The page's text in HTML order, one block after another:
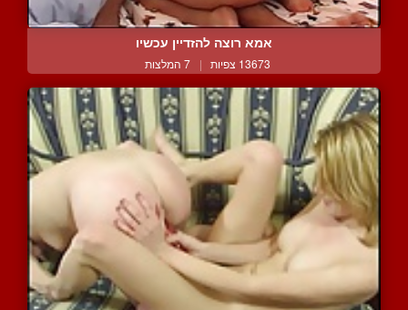
אמא רוצה להזדיין עכשיו
13673 צפיות | 7 המלצות